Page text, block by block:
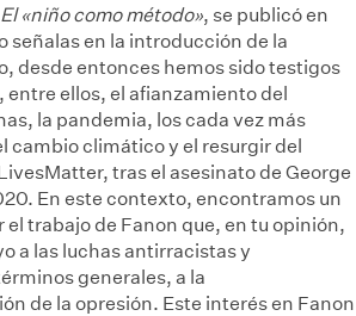
«niño como método», se publicó en
señalas en la introducción de la
desde entonces hemos sido testigos
entre ellos, el afianzamiento del
la pandemia, los cada vez más
cambio climático y el resurgir del
tras el asesinato de George
En este contexto, encontramos un
trabajo de Fanon que, en tu opinión,
a las luchas antirracistas y
generales, a la
de la opresión. Este interés en Fanon